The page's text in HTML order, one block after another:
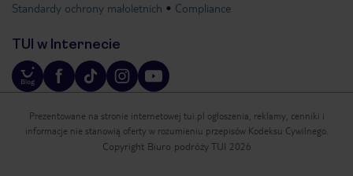
Standardy ochrony małoletnich
Compliance
TUI w Internecie
Prezentowane na stronie internetowej tui.pl ogłoszenia, reklamy, cenniki i
informacje nie stanowią oferty w rozumieniu przepisów Kodeksu Cywilnego.
Copyright Biuro podróży TUI 2026